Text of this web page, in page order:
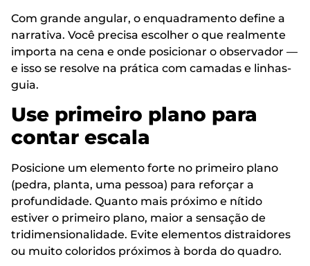
Com grande angular, o enquadramento define a
narrativa. Você precisa escolher o que realmente
importa na cena e onde posicionar o observador —
e isso se resolve na prática com camadas e linhas-
guia.
Use primeiro plano para
contar escala
Posicione um elemento forte no primeiro plano
(pedra, planta, uma pessoa) para reforçar a
profundidade. Quanto mais próximo e nítido
estiver o primeiro plano, maior a sensação de
tridimensionalidade. Evite elementos distraidores
ou muito coloridos próximos à borda do quadro.